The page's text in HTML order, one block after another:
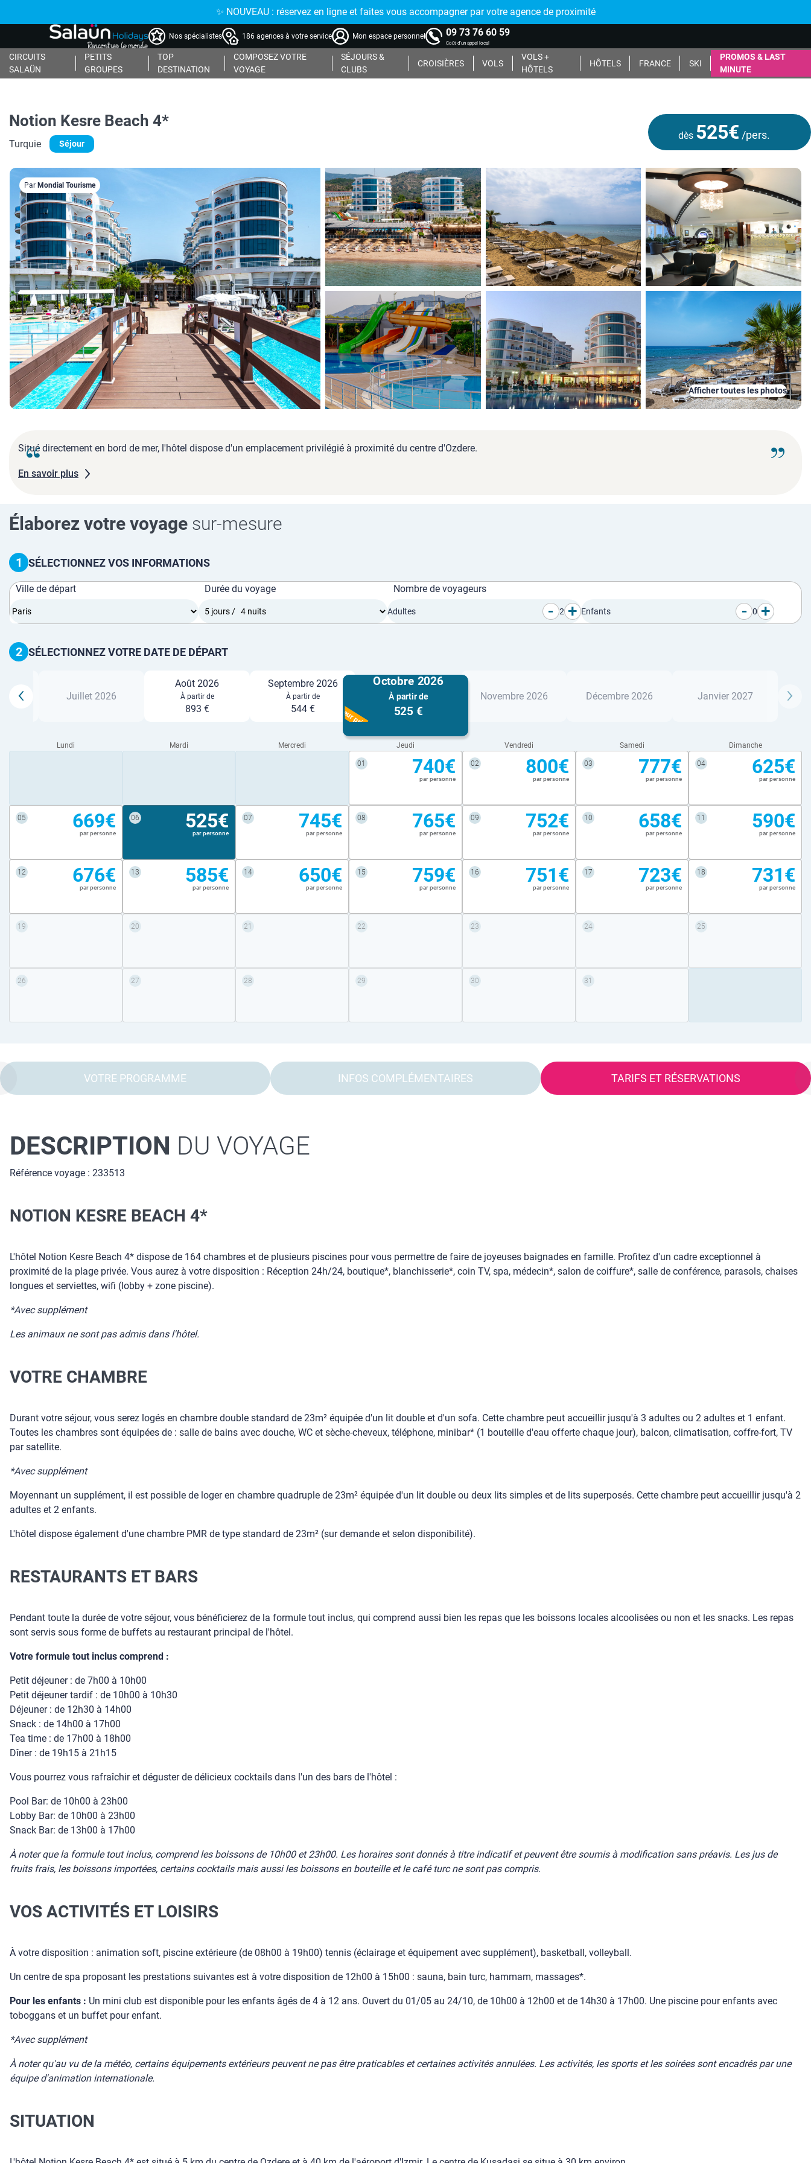
✨ NOUVEAU : réservez en ligne et faites vous accompagner par votre agence de proximité
Nos spécialistes 186 agences à votre service Mon espace personnel 09 73 76 60 59
Coût d'un appel local
CIRCUITS
SALAÜN
PETITS
GROUPES
TOP
DESTINATION
COMPOSEZ VOTRE
VOYAGE
SÉJOURS &
CLUBS
CROISIÈRES VOLS
VOLS +
HÔTELS
HÔTELS FRANCE SKI
PROMOS & LAST
MINUTE
dès 525€ /pers.
Notion Kesre Beach 4*
Turquie Séjour
Afficher toutes les photos
Par Mondial Tourisme
Situé directement en bord de mer, l'hôtel dispose d'un emplacement privilégié à proximité du centre d'Ozdere.
En savoir plus
Élaborez votre voyage sur-mesure
1 SÉLECTIONNEZ VOS INFORMATIONS
Ville de départ Durée du voyage Nombre de voyageurs
Adultes - 2 + Enfants - 0 +
2 SÉLECTIONNEZ VOTRE DATE DE DÉPART
Juillet 2026
Août 2026
À partir de
893 €
Septembre 2026
À partir de
544 €
Octobre 2026
À partir de
525 €
Meilleur prix
Novembre 2026 Décembre 2026 Janvier 2027
Lundi Mardi Mercredi Jeudi Vendredi Samedi Dimanche
01 740€
par personne
02 800€
par personne
03 777€
par personne
04 625€
par personne
05 669€
par personne
06 525€
par personne
07 745€
par personne
08 765€
par personne
09 752€
par personne
10 658€
par personne
11 590€
par personne
12 676€
par personne
13 585€
par personne
14 650€
par personne
15 759€
par personne
16 751€
par personne
17 723€
par personne
18 731€
par personne
19 20 21 22 23 24 25
26 27 28 29 30 31
VOTRE PROGRAMME INFOS COMPLÉMENTAIRES TARIFS ET RÉSERVATIONS
DESCRIPTION DU VOYAGE
Référence voyage : 233513
NOTION KESRE BEACH 4*
L'hôtel Notion Kesre Beach 4* dispose de 164 chambres et de plusieurs piscines pour vous permettre de faire de joyeuses baignades en famille. Profitez d'un cadre exceptionnel à
proximité de la plage privée. Vous aurez à votre disposition : Réception 24h/24, boutique*, blanchisserie*, coin TV, spa, médecin*, salon de coiffure*, salle de conférence, parasols, chaises
longues et serviettes, wifi (lobby + zone piscine).
*Avec supplément
Les animaux ne sont pas admis dans l'hôtel.
VOTRE CHAMBRE
Durant votre séjour, vous serez logés en chambre double standard de 23m² équipée d'un lit double et d'un sofa. Cette chambre peut accueillir jusqu'à 3 adultes ou 2 adultes et 1 enfant.
Toutes les chambres sont équipées de : salle de bains avec douche, WC et sèche-cheveux, téléphone, minibar* (1 bouteille d'eau offerte chaque jour), balcon, climatisation, coffre-fort, TV
par satellite.
*Avec supplément
Moyennant un supplément, il est possible de loger en chambre quadruple de 23m² équipée d'un lit double ou deux lits simples et de lits superposés. Cette chambre peut accueillir jusqu'à 2
adultes et 2 enfants.
L'hôtel dispose également d'une chambre PMR de type standard de 23m² (sur demande et selon disponibilité).
RESTAURANTS ET BARS
Pendant toute la durée de votre séjour, vous bénéficierez de la formule tout inclus, qui comprend aussi bien les repas que les boissons locales alcoolisées ou non et les snacks. Les repas
sont servis sous forme de buffets au restaurant principal de l'hôtel.
Votre formule tout inclus comprend :
Petit déjeuner : de 7h00 à 10h00
Petit déjeuner tardif : de 10h00 à 10h30
Déjeuner : de 12h30 à 14h00
Snack : de 14h00 à 17h00
Tea time : de 17h00 à 18h00
Dîner : de 19h15 à 21h15
Vous pourrez vous rafraîchir et déguster de délicieux cocktails dans l'un des bars de l'hôtel :
Pool Bar: de 10h00 à 23h00
Lobby Bar: de 10h00 à 23h00
Snack Bar: de 13h00 à 17h00
À noter que la formule tout inclus, comprend les boissons de 10h00 et 23h00. Les horaires sont donnés à titre indicatif et peuvent être soumis à modification sans préavis. Les jus de
fruits frais, les boissons importées, certains cocktails mais aussi les boissons en bouteille et le café turc ne sont pas compris.
VOS ACTIVITÉS ET LOISIRS
À votre disposition : animation soft, piscine extérieure (de 08h00 à 19h00) tennis (éclairage et équipement avec supplément), basketball, volleyball.
Un centre de spa proposant les prestations suivantes est à votre disposition de 12h00 à 15h00 : sauna, bain turc, hammam, massages*.
Pour les enfants : Un mini club est disponible pour les enfants âgés de 4 à 12 ans. Ouvert du 01/05 au 24/10, de 10h00 à 12h00 et de 14h30 à 17h00. Une piscine pour enfants avec
toboggans et un buffet pour enfant.
*Avec supplément
À noter qu'au vu de la météo, certains équipements extérieurs peuvent ne pas être praticables et certaines activités annulées. Les activités, les sports et les soirées sont encadrés par une
équipe d'animation internationale.
SITUATION